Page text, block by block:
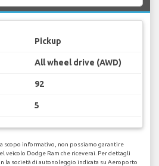
Pickup
All wheel drive (AWD)
92
5
scopo informativo, non possiamo garantire
veicolo Dodge Ram che riceverai. Per dettagli
la società di autonoleggio indicata su Aeroporto